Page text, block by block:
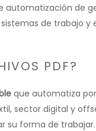
de
de trabajo
PDF?
que automatiza
sector digital y
su forma de trabajar.